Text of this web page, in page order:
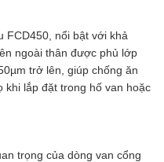
FCD450, nổi bật với khả
ngoài thân được phủ lớp
trở lên, giúp chống ăn
khi lắp đặt trong hố van hoặc
trọng của dòng van cổng